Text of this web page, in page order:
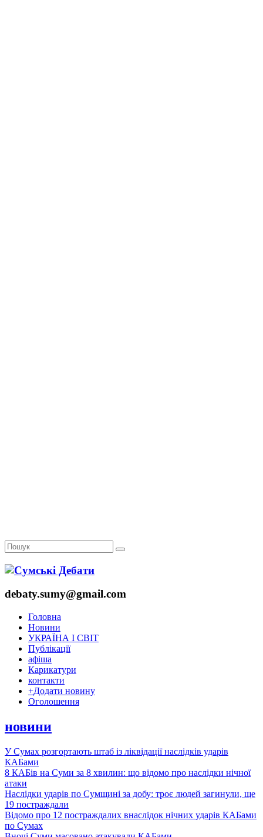
debaty.sumy@gmail.com
Головна
Новини
УКРАЇНА І СВІТ
Публікації
афіша
Карикатури
контакти
+Додати новину
Оголошення
новини
У Сумах розгортають штаб із ліквідації наслідків ударів
КАБами
8 КАБів на Суми за 8 хвилин: що відомо про наслідки нічної
атаки
Наслідки ударів по Сумщині за добу: троє людей загинули, ще
19 постраждали
Відомо про 12 постраждалих внаслідок нічних ударів КАБами
по Сумах